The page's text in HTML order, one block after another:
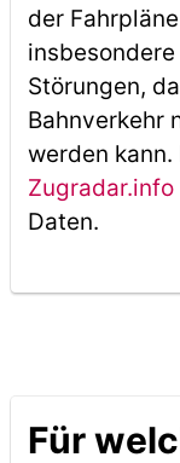
der
Störungen,
Bahnverkehr
werden
Zugradar.info
Daten.
Für